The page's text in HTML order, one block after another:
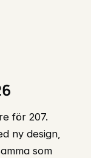
för 207.
ny design,
som